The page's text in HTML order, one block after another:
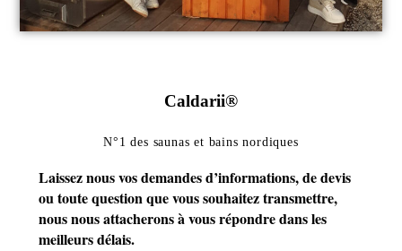
Caldarii®
N°1 des saunas et bains nordiques
Laissez nous vos demandes d’informations, de devis
ou toute question que vous souhaitez transmettre,
nous nous attacherons à vous répondre dans les
meilleurs délais.